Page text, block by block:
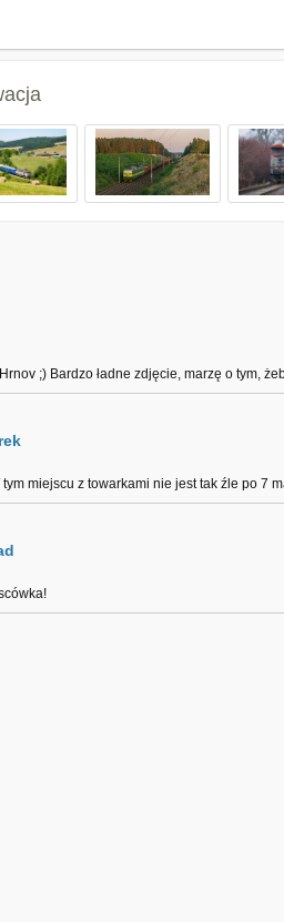
;) Bardzo ładne zdjęcie, marzę o tym,
miejscu z towarkami nie jest tak źle po 7